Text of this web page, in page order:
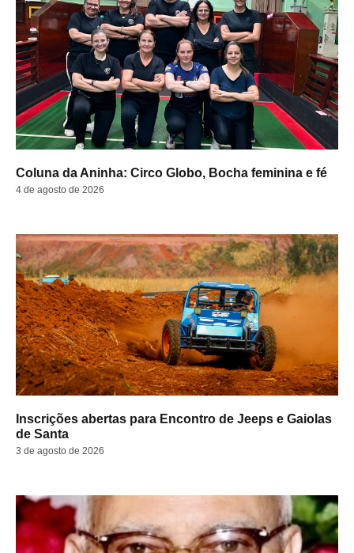
Coluna da Aninha: Circo Globo, Bocha feminina e fé
4 de agosto de 2026
Inscrições abertas para Encontro de Jeeps e Gaiolas
de Santa
3 de agosto de 2026